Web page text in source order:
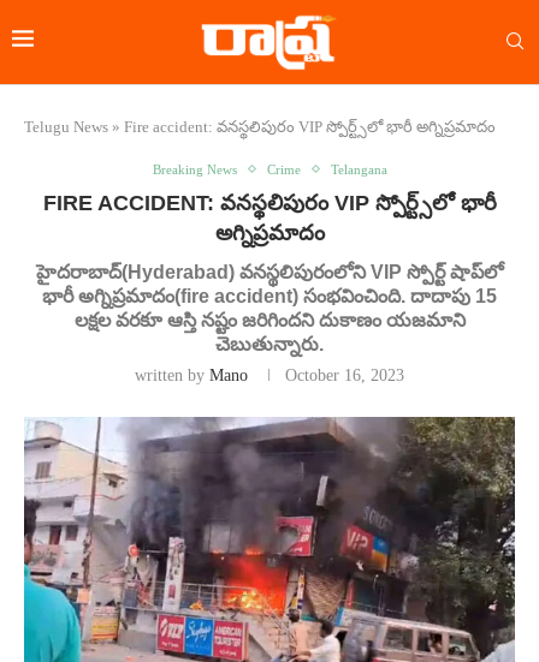
Telugu News » Fire accident: వనస్థలిపురం VIP స్పోర్ట్స్‌లో భారీ అగ్నిప్రమాదం
Breaking News Crime Telangana
FIRE ACCIDENT: వనస్థలిపురం VIP స్పోర్ట్స్‌లో భారీ
అగ్నిప్రమాదం
హైదరాబాద్(Hyderabad) వనస్థలిపురంలోని VIP స్పోర్ట్ షాప్‌లో
భారీ అగ్నిప్రమాదం(fire accident) సంభవించింది. దాదాపు 15
లక్షల వరకూ ఆస్తి నష్టం జరిగిందని దుకాణం యజమాని
చెబుతున్నారు.
written by Mano October 16, 2023